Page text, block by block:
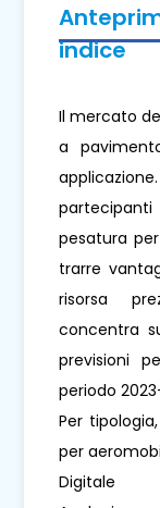
indice
Il mercato
a
pesatura
trarre
risorsa
concentra
previsioni
periodo
Per
per
Digitale